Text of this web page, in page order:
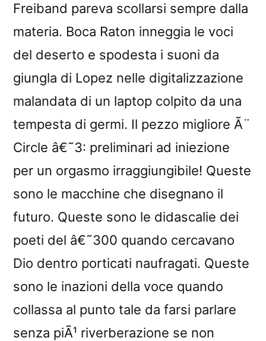
Freiband pareva scollarsi sempre dalla
materia. Boca Raton inneggia le voci
del deserto e spodesta i suoni da
giungla di Lopez nelle digitalizzazione
malandata di un laptop colpito da una
tempesta di germi. Il pezzo migliore Ã¨
Circle â€˜3: preliminari ad iniezione
per un orgasmo irraggiungibile! Queste
sono le macchine che disegnano il
futuro. Queste sono le didascalie dei
poeti del â€˜300 quando cercavano
Dio dentro porticati naufragati. Queste
sono le inazioni della voce quando
collassa al punto tale da farsi parlare
senza piÃ¹ riverberazione se non